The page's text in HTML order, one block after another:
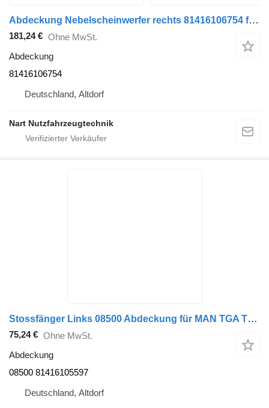
Abdeckung Nebelscheinwerfer rechts 81416106754 für MAN TGX Sattelzugmaschine
181,24 € Ohne MwSt.
Abdeckung
81416106754
Deutschland, Altdorf
Nart Nutzfahrzeugtechnik
Stossfänger Links 08500 Abdeckung für MAN TGA TGS Sattelzugmaschine
75,24 € Ohne MwSt.
Abdeckung
08500 81416105597
Deutschland, Altdorf